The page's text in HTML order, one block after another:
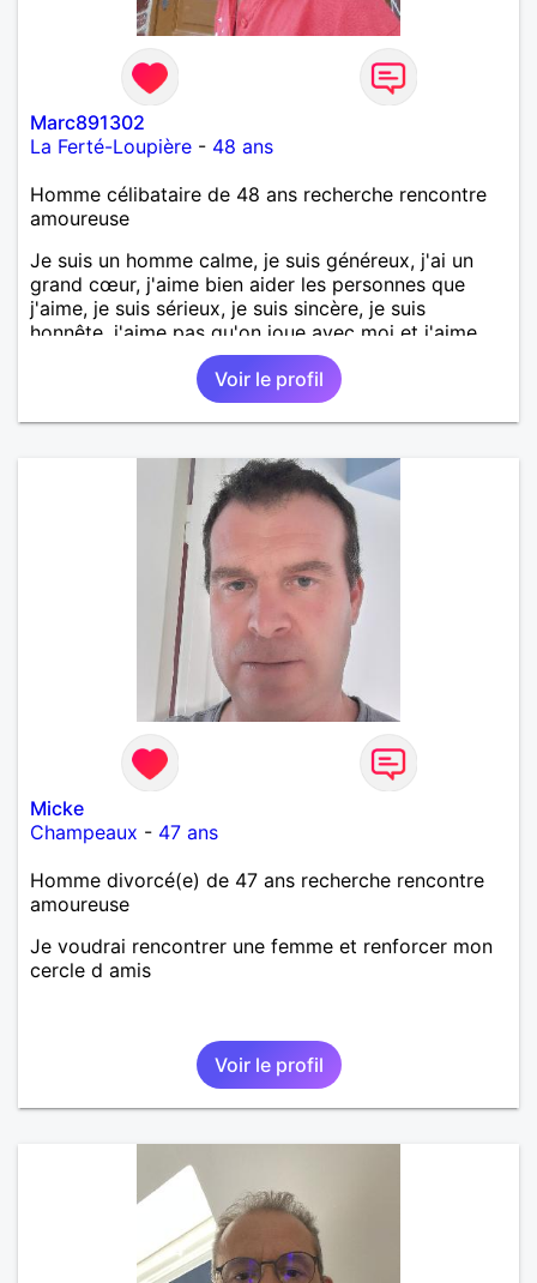
Marc891302
La Ferté-Loupière - 48 ans
Homme célibataire de 48 ans recherche rencontre
amoureuse
Je suis un homme calme, je suis généreux, j'ai un
grand cœur, j'aime bien aider les personnes que
j'aime, je suis sérieux, je suis sincère, je suis
honnête, j'aime pas qu'on joue avec moi et j'aime
pas les mensonges. Je cherche une relation
amoureuse et sérieuse.Voir le profil
Micke
Champeaux - 47 ans
Homme divorcé(e) de 47 ans recherche rencontre
amoureuse
Je voudrai rencontrer une femme et renforcer mon
cercle d amis
Voir le profil